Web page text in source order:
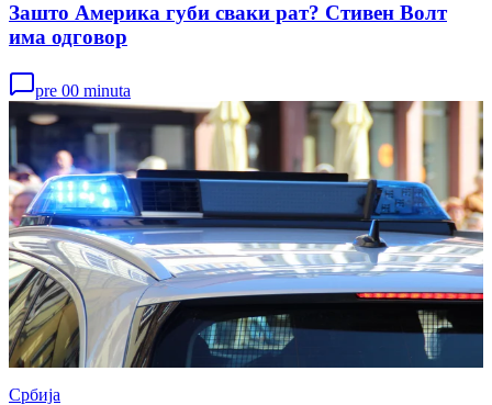
Зашто Америка губи сваки рат? Стивен Волт
има одговор
pre 00 minuta
Србија